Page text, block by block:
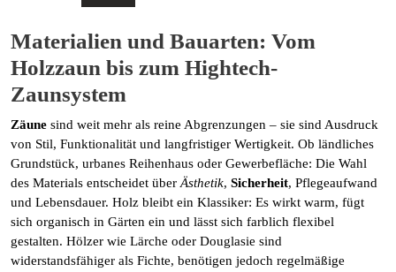
Materialien und Bauarten: Vom
Holzzaun bis zum Hightech-
Zaunsystem
Zäune sind weit mehr als reine Abgrenzungen – sie sind Ausdruck
von Stil, Funktionalität und langfristiger Wertigkeit. Ob ländliches
Grundstück, urbanes Reihenhaus oder Gewerbefläche: Die Wahl
des Materials entscheidet über Ästhetik, Sicherheit, Pflegeaufwand
und Lebensdauer. Holz bleibt ein Klassiker: Es wirkt warm, fügt
sich organisch in Gärten ein und lässt sich farblich flexibel
gestalten. Hölzer wie Lärche oder Douglasie sind
widerstandsfähiger als Fichte, benötigen jedoch regelmäßige